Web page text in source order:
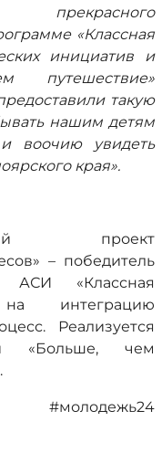
прекрасного
«Классная
инициатив и
путешествие»
такую
нашим детям
воочию увидеть
края».
проект
– победитель
АСИ «Классная
интеграцию
Реализуется
«Больше, чем
#молодежь24